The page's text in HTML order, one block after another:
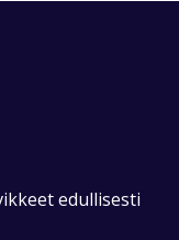
edullisesti